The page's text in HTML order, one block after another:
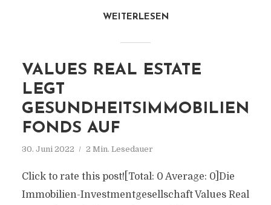
WEITERLESEN
VALUES REAL ESTATE
LEGT
GESUNDHEITSIMMOBILIEN
FONDS AUF
30. Juni 2022 2 Min. Lesedauer
Click to rate this post![Total: 0 Average: 0]Die
Immobilien-Investmentgesellschaft Values Real